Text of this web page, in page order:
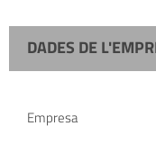
DADES DE
Empresa